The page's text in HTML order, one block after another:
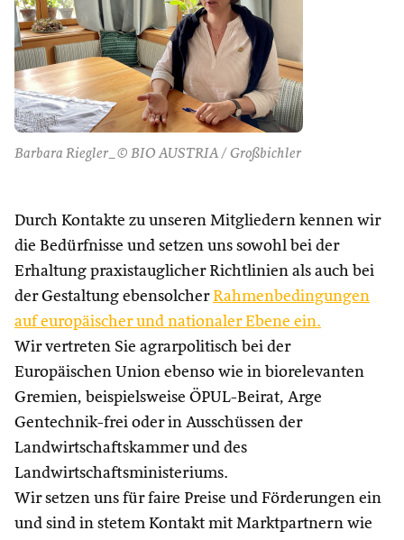
Barbara Riegler_© BIO AUSTRIA / Großbichler
Durch Kontakte zu unseren Mitgliedern kennen wir
die Bedürfnisse und setzen uns sowohl bei der
Erhaltung praxistauglicher Richtlinien als auch bei
der Gestaltung ebensolcher Rahmenbedingungen
auf europäischer und nationaler Ebene ein.
Wir vertreten Sie agrarpolitisch bei der
Europäischen Union ebenso wie in biorelevanten
Gremien, beispielsweise ÖPUL-Beirat, Arge
Gentechnik-frei oder in Ausschüssen der
Landwirtschaftskammer und des
Landwirtschaftsministeriums.
Wir setzen uns für faire Preise und Förderungen ein
und sind in stetem Kontakt mit Marktpartnern wie